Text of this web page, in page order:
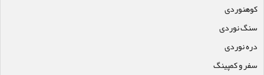
کوهنوردی
سنگ نوردی
دره نوردی
سفر و کمپینگ